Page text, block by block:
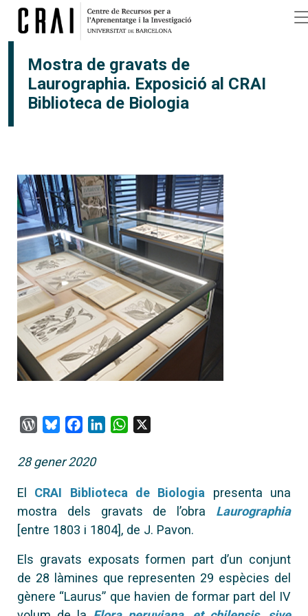
Vés al contingut
Mostra de gravats de
Laurographia. Exposició al CRAI
Biblioteca de Biologia
WordPress
BlueskyFacebook
LinkedInWhatsApp
28 gener 2020
El CRAI Biblioteca de Biologia presenta una
mostra dels gravats de l’obra Laurographia
[entre 1803 i 1804], de J. Pavon.
Els gravats exposats formen part d’un conjunt
de 28 làmines que representen 29 espècies del
gènere “Laurus” que havien de formar part del IV